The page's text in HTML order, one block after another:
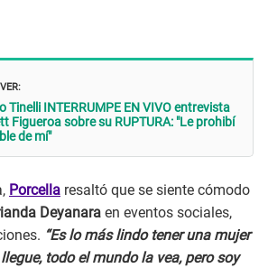
Tinelli INTERRUMPE EN VIVO entrevista
Figueroa sobre su RUPTURA: "Le prohibí
de mí"
Porcella resaltó que se siente cómodo
Deyanara en eventos sociales,
“Es lo más lindo tener una mujer
todo el mundo la vea, pero soy